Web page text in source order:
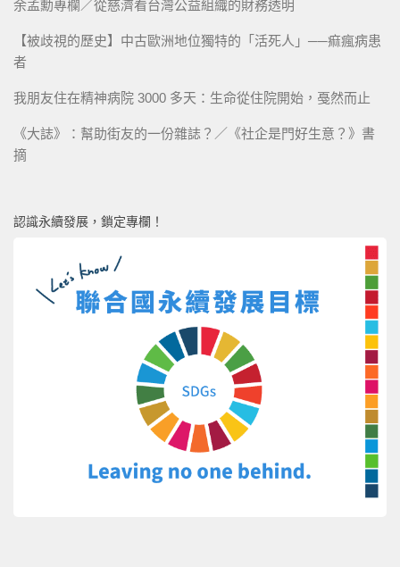
余孟勳專欄／從慈濟看台灣公益組織的財務透明
【被歧視的歷史】中古歐洲地位獨特的「活死人」──痲瘋病患
者
我朋友住在精神病院 3000 多天：生命從住院開始，戞然而止
《大誌》：幫助街友的一份雜誌？／《社企是門好生意？》書
摘
認識永續發展，鎖定專欄！